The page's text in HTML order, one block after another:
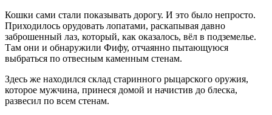
Кошки сами стали показывать дорогу. И это было непросто.
Приходилось орудовать лопатами, раскапывая давно
заброшенный лаз, который, как оказалось, вёл в подземелье.
Там они и обнаружили Фифу, отчаянно пытающуюся
выбраться по отвесным каменным стенам.
Здесь же находился склад старинного рыцарского оружия,
которое мужчина, принеся домой и начистив до блеска,
развесил по всем стенам.